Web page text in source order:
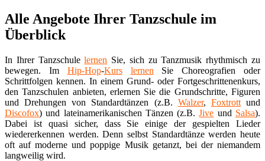
Alle Angebote Ihrer Tanzschule im
Überblick
In Ihrer Tanzschulelernen Sie, sich zu Tanzmusik rhythmisch zu
bewegen. Im Hip-Hop-Kurs lernen Sie Choreografien oder
Schrittfolgen kennen. In einem Grund- oder Fortgeschrittenenkurs,
den Tanzschulen anbieten, erlernen Sie die Grundschritte, Figuren
und Drehungen von Standardtänzen (z.B. Walzer, Foxtrottund
Discofox) und lateinamerikanischen Tänzen (z.B.Jive und Salsa).
Dabei ist quasi sicher, dass Sie einige der gespielten Lieder
wiedererkennen werden. Denn selbst Standardtänze werden heute
oft auf moderne und poppige Musik getanzt, bei der niemandem
langweilig wird.